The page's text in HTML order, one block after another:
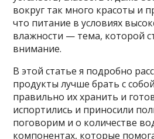
вокруг так много красоты и
что питание в условиях
влажности — тема, которой
внимание.
В этой статье я подробно
продукты лучше брать с
правильно их хранить и
испортились и приносили
поговорим и о количестве
компонентах, которые